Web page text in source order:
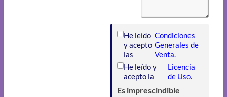
He leído
y acepto
las
Condiciones
Generales de
Venta.
He leído y
acepto la
Licencia
de Uso.
Es imprescindible